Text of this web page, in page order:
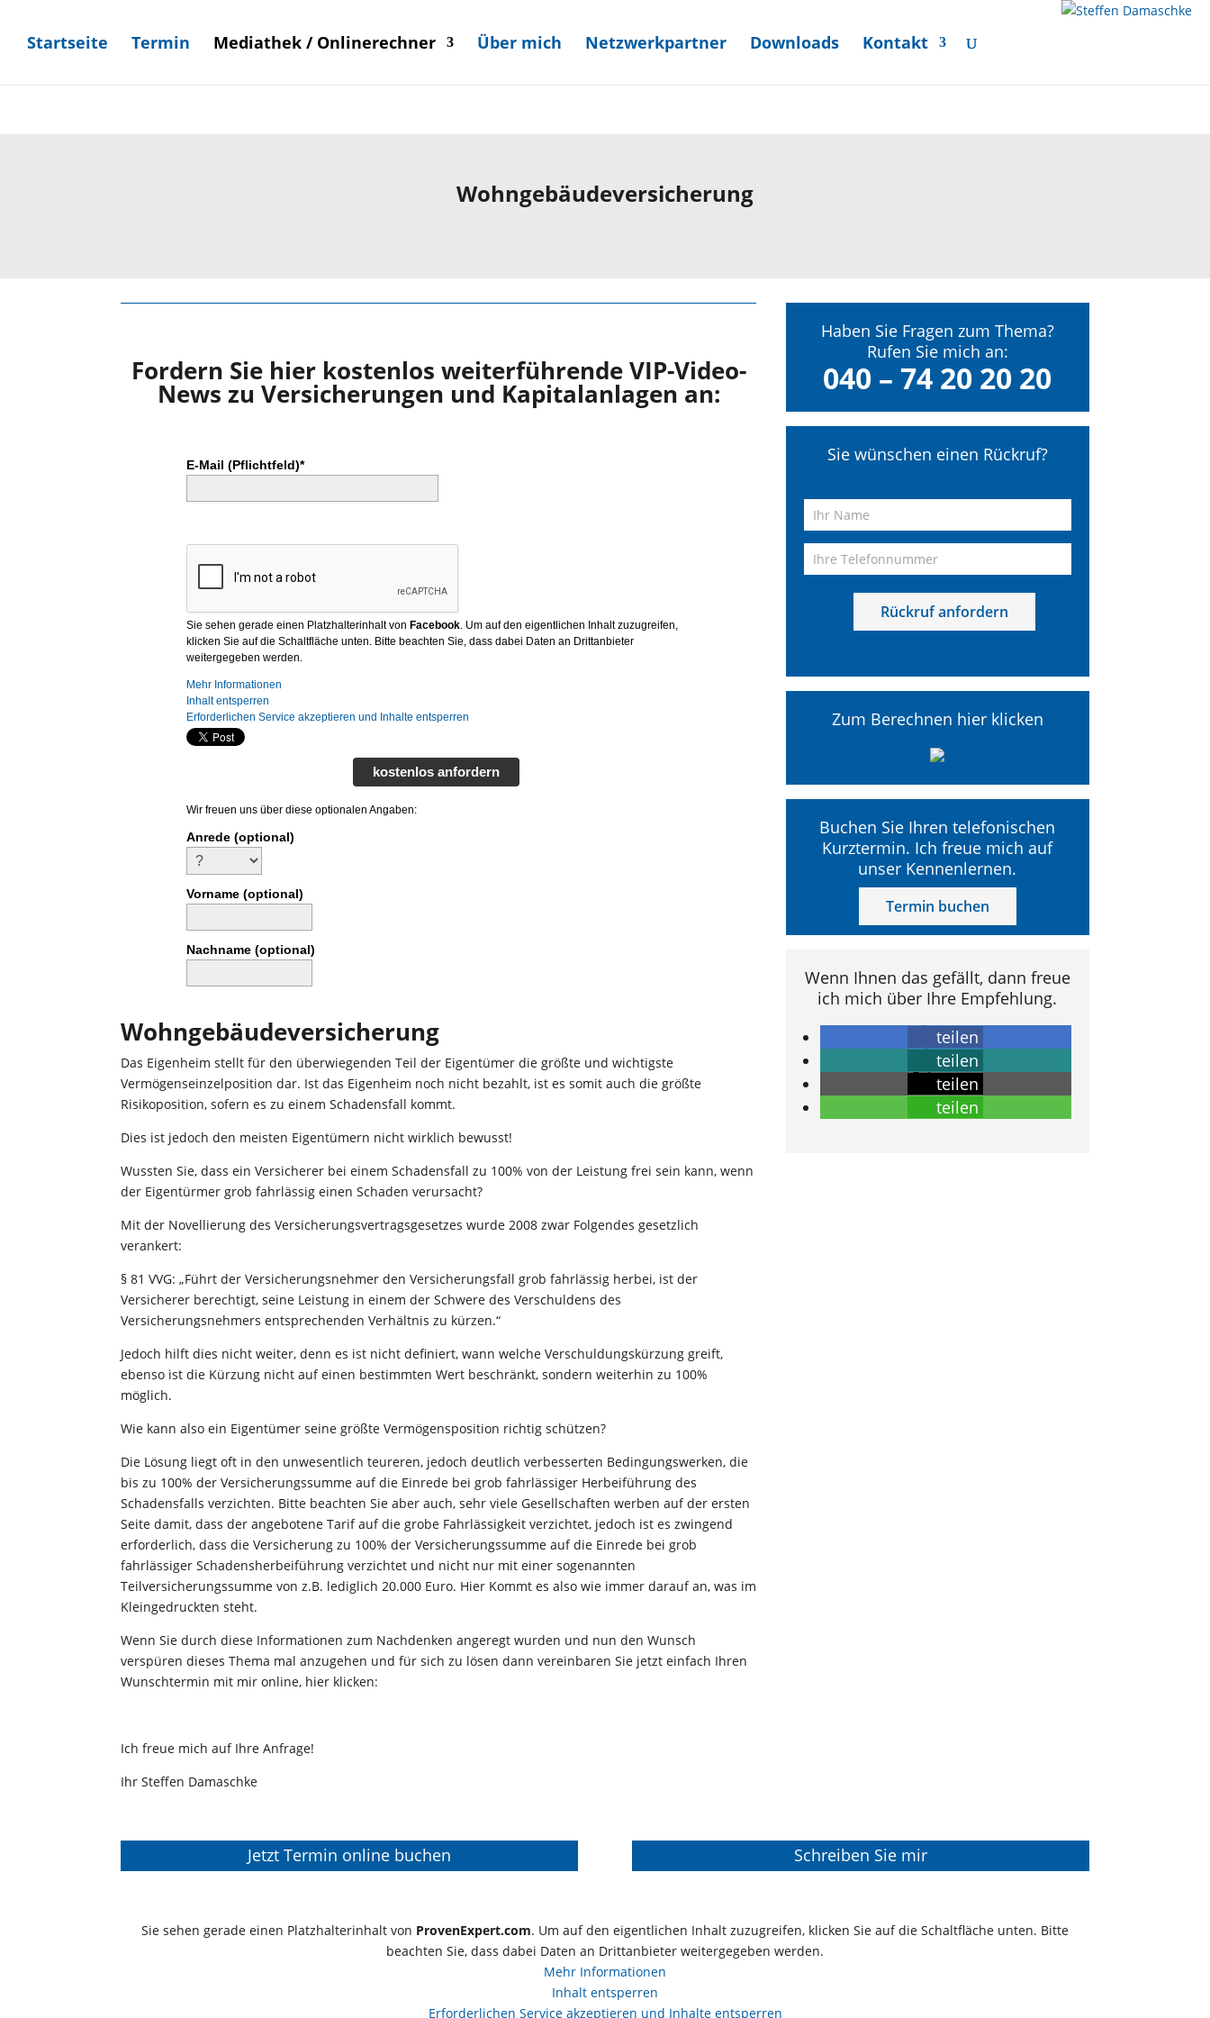
Mehr Informationen
Startseite Termin Mediathek / Onlinerechner Über mich Netzwerkpartner Downloads Kontakt
Wohngebäude­versicherung
Fordern Sie hier kostenlos weiterführende VIP-Video-
News zu Versicherungen und Kapitalanlagen an:
E-Mail (Pflichtfeld)*
Sie sehen gerade einen Platzhalterinhalt von Facebook. Um auf den eigentlichen Inhalt zuzugreifen,
klicken Sie auf die Schaltfläche unten. Bitte beachten Sie, dass dabei Daten an Drittanbieter
weitergegeben werden.
Mehr Informationen
Inhalt entsperren
Erforderlichen Service akzeptieren und Inhalte entsperren
kostenlos anfordern
Wir freuen uns über diese optionalen Angaben:
Anrede (optional)
Vorname (optional)
Nachname (optional)
Wohngebäudeversicherung
Das Eigenheim stellt für den überwiegenden Teil der Eigentümer die größte und wichtigste
Vermögenseinzelposition dar. Ist das Eigenheim noch nicht bezahlt, ist es somit auch die größte
Risikoposition, sofern es zu einem Schadensfall kommt.
Dies ist jedoch den meisten Eigentümern nicht wirklich bewusst!
Wussten Sie, dass ein Versicherer bei einem Schadensfall zu 100% von der Leistung frei sein kann, wenn
der Eigentürmer grob fahrlässig einen Schaden verursacht?
Mit der Novellierung des Versicherungsvertragsgesetzes wurde 2008 zwar Folgendes gesetzlich
verankert:
§ 81 VVG: „Führt der Versicherungsnehmer den Versicherungsfall grob fahrlässig herbei, ist der
Versicherer berechtigt, seine Leistung in einem der Schwere des Verschuldens des
Versicherungsnehmers entsprechenden Verhältnis zu kürzen.“
Jedoch hilft dies nicht weiter, denn es ist nicht definiert, wann welche Verschuldungskürzung greift,
ebenso ist die Kürzung nicht auf einen bestimmten Wert beschränkt, sondern weiterhin zu 100%
möglich.
Wie kann also ein Eigentümer seine größte Vermögensposition richtig schützen?
Die Lösung liegt oft in den unwesentlich teureren, jedoch deutlich verbesserten Bedingungswerken, die
bis zu 100% der Versicherungssumme auf die Einrede bei grob fahrlässiger Herbeiführung des
Schadensfalls verzichten. Bitte beachten Sie aber auch, sehr viele Gesellschaften werben auf der ersten
Seite damit, dass der angebotene Tarif auf die grobe Fahrlässigkeit verzichtet, jedoch ist es zwingend
erforderlich, dass die Versicherung zu 100% der Versicherungssumme auf die Einrede bei grob
fahrlässiger Schadensherbeiführung verzichtet und nicht nur mit einer sogenannten
Teilversicherungssumme von z.B. lediglich 20.000 Euro. Hier Kommt es also wie immer darauf an, was im
Kleingedruckten steht.
Wenn Sie durch diese Informationen zum Nachdenken angeregt wurden und nun den Wunsch
verspüren dieses Thema mal anzugehen und für sich zu lösen dann vereinbaren Sie jetzt einfach Ihren
Wunschtermin mit mir online, hier klicken:
Ich freue mich auf Ihre Anfrage!
Ihr Steffen Damaschke
Haben Sie Fragen zum Thema?
Rufen Sie mich an:
040 – 74 20 20 20
Sie wünschen einen Rückruf?
Zum Berechnen hier klicken
Buchen Sie Ihren telefonischen
Kurztermin. Ich freue mich auf
unser Kennenlernen.
Termin buchen
Wenn Ihnen das gefällt, dann freue
ich mich über Ihre Empfehlung.
teilen
teilen
teilen
teilen
Jetzt Termin online buchen Schreiben Sie mir
Sie sehen gerade einen Platzhalterinhalt von ProvenExpert.com. Um auf den eigentlichen Inhalt zuzugreifen, klicken Sie auf die Schaltfläche unten. Bitte
beachten Sie, dass dabei Daten an Drittanbieter weitergegeben werden.
Mehr Informationen
Inhalt entsperren
Erforderlichen Service akzeptieren und Inhalte entsperren